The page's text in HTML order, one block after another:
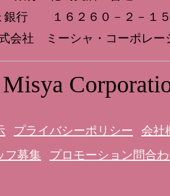
銀行 １６２６０－２－１
会社 ミーシャ・コーポレー
Misya
プライバシーポリシー
会社
フ募集
プロモーション問合